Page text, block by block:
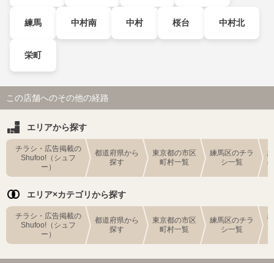
練馬 中村南 中村 桜台 中村北
栄町
この店舗へのその他の経路
エリアから探す
チラシ・広告掲載の
Shufoo!（シュフ
ー）
都道府県から
探す
東京都の市区
町村一覧
練馬区のチラ
シ一覧
エリア×カテゴリから探す
チラシ・広告掲載の
Shufoo!（シュフ
ー）
都道府県から
探す
東京都の市区
町村一覧
練馬区のチラ
シ一覧